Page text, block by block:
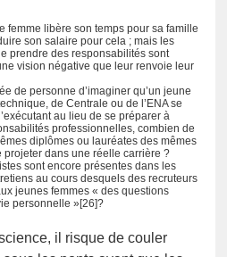
femme libère son temps pour sa famille
son salaire pour cela ; mais les
prendre des responsabilités sont
vision négative que leur renvoie leur
de personne d’imaginer qu’un jeune
de Centrale ou de l’ENA se
au lieu de se préparer à
professionnelles, combien de
diplômes ou lauréates des mêmes
projeter dans une réelle carrière ?
sont encore présentes dans les
au cours desquels des recruteurs
jeunes femmes « des questions
personnelle »[26]?
il risque de couler